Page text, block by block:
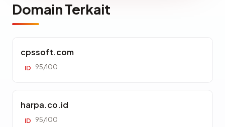
Domain Terkait
cpssoft.com
ID 95/100
harpa.co.id
ID 95/100